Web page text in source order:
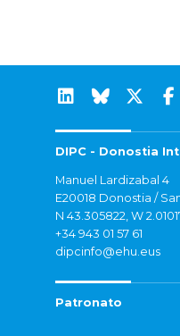
DIPC - Donostia
Manuel Lardizabal 4
E20018 Donostia /
N 43.305822, W
+34 943 01 57 61
dipcinfo@ehu.eus
Patronato